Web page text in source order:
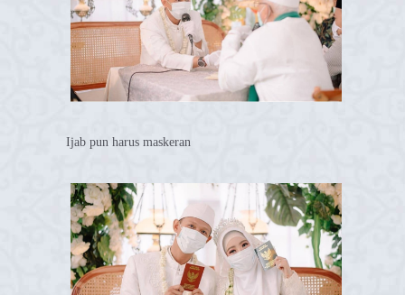
Ijab pun harus maskeran